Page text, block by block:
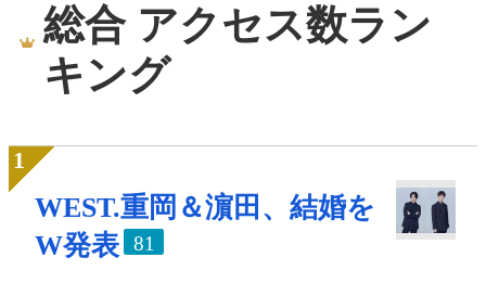
総合 アクセス数ラン
キング
WEST.重岡＆濵田、結婚を
W発表
81